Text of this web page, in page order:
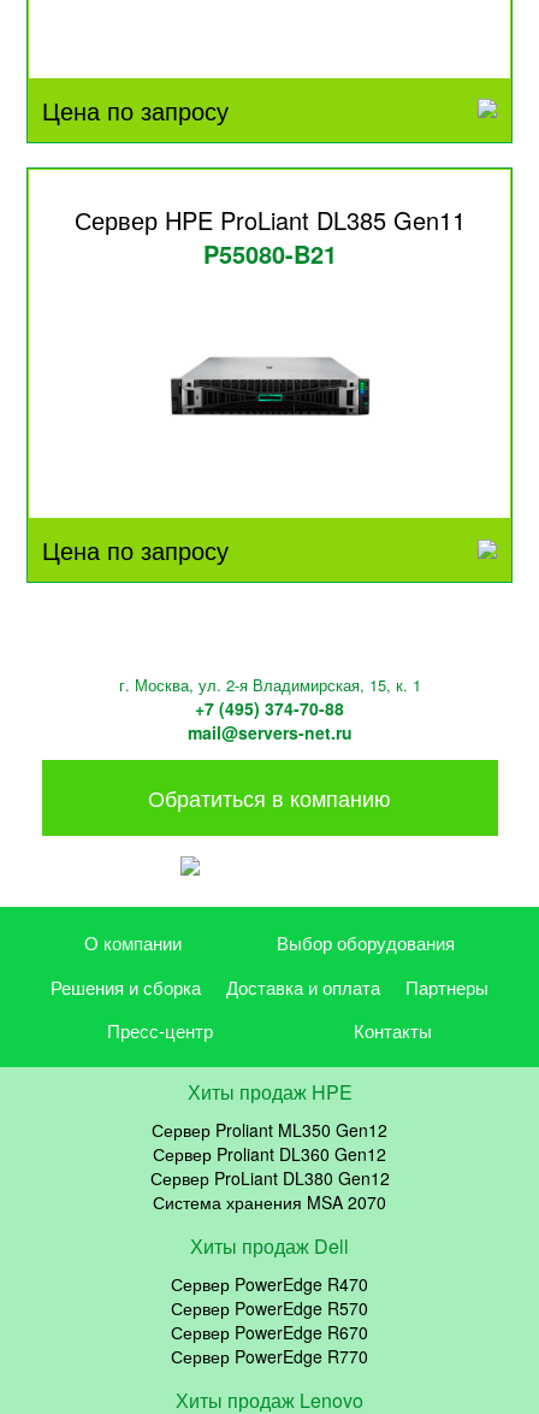
Цена по запросу
Сервер HPE ProLiant DL385 Gen11
P55080-B21
Цена по запросу
г. Москва, ул. 2-я Владимирская, 15, к. 1
+7 (495) 374-70-88
mail@servers-net.ru
Обратиться в компанию
О компании
Выбор оборудования
Решения и сборка
Доставка и оплата
Партнеры
Пресс-центр
Контакты
Хиты продаж HPE
Сервер Proliant ML350 Gen12
Сервер Proliant DL360 Gen12
Сервер ProLiant DL380 Gen12
Система хранения MSA 2070
Хиты продаж Dell
Сервер PowerEdge R470
Сервер PowerEdge R570
Сервер PowerEdge R670
Сервер PowerEdge R770
Хиты продаж Lenovo